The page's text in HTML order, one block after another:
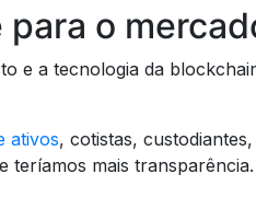
o
e a tecnologia da
ativos, cotistas,
e teríamos mais transparência.